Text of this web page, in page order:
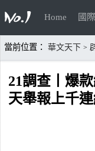
Home 國際
當前位置： 華文天下 >
21調查丨爆
天舉報上千